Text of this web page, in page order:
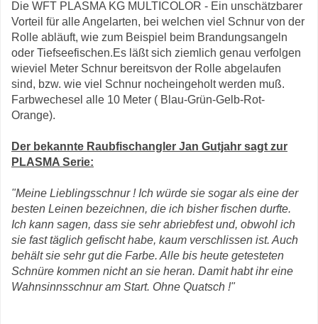
Die WFT PLASMA KG MULTICOLOR - Ein unschätzbarer
Vorteil für alle Angelarten, bei welchen viel Schnur von der
Rolle abläuft, wie zum Beispiel beim Brandungsangeln
oder Tiefseefischen.Es läßt sich ziemlich genau verfolgen
wieviel Meter Schnur bereitsvon der Rolle abgelaufen
sind, bzw. wie viel Schnur nocheingeholt werden muß.
Farbwechesel alle 10 Meter ( Blau-Grün-Gelb-Rot-
Orange).
Der bekannte Raubfischangler Jan Gutjahr sagt zur
PLASMA Serie:
"Meine Lieblingsschnur ! Ich würde sie sogar als eine der
besten Leinen bezeichnen, die ich bisher fischen durfte.
Ich kann sagen, dass sie sehr abriebfest und, obwohl ich
sie fast täglich gefischt habe, kaum verschlissen ist. Auch
behält sie sehr gut die Farbe. Alle bis heute getesteten
Schnüre kommen nicht an sie heran. Damit habt ihr eine
Wahnsinnsschnur am Start. Ohne Quatsch !"